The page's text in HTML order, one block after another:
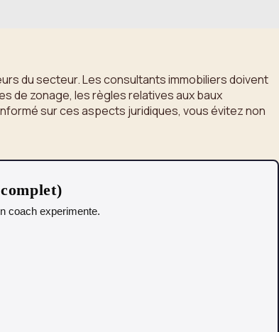
du secteur. Les consultants immobiliers doivent
de zonage, les règles relatives aux baux
sur ces aspects juridiques, vous évitez non
coach experimente.